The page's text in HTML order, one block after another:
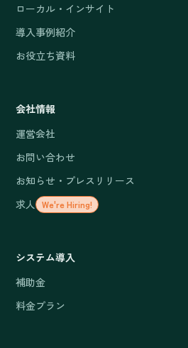
ローカル・インサイト
導入事例紹介
お役立ち資料
会社情報
運営会社
お問い合わせ
お知らせ・プレスリリース
求人 We're Hiring!
システム導入
補助金
料金プラン